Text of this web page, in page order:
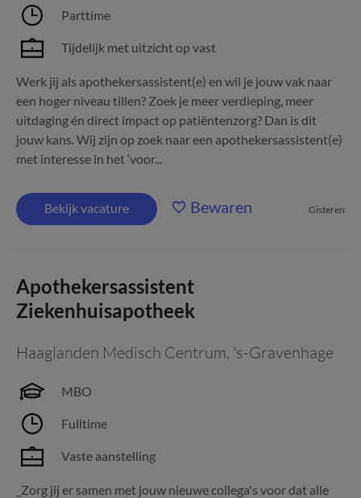
Parttime
Tijdelijk met uitzicht op vast
Werk jij als apothekersassistent(e) en wil je jouw vak naar
een hoger niveau tillen? Zoek je meer verdieping, meer
uitdaging én direct impact op patiëntenzorg? Dan is dit
jouw kans. Wij zijn op zoek naar een apothekersassistent(e)
met interesse in het ‘voor...
Bekijk vacature Bewaren Gisteren
Apothekersassistent
Ziekenhuisapotheek
Haaglanden Medisch Centrum, 's-Gravenhage
MBO
Fulltime
Vaste aanstelling
_Zorg jij er samen met jouw nieuwe collega's voor dat alle